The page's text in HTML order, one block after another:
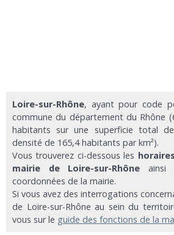
Loire-sur-Rhône, ayant pour code
commune du département du Rhône
habitants sur une superficie total
densité de 165,4 habitants par km²).
Vous trouverez ci-dessous les
mairie de Loire-sur-Rhône ainsi
coordonnées de la mairie.
Si vous avez des interrogations
de Loire-sur-Rhône au sein du
vous sur le guide des fonctions de la